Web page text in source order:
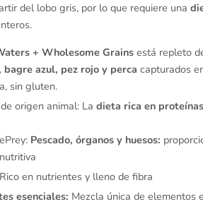
del lobo gris, por lo que requiere una
+ Wholesome Grains está repleto
azul, pez rojo y perca capturados
sin gluten.
origen animal: La dieta rica en proteínas
Pescado, órganos y huesos:
Rico en nutrientes y lleno de fibra
esenciales: Mezcla única de elementos